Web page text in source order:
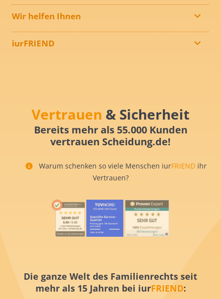
Wir helfen Ihnen
iurFRIEND
Vertrauen & Sicherheit
Bereits mehr als 55.000 Kunden
vertrauen Scheidung.de!
Warum schenken so viele Menschen iurFRIEND ihr
Vertrauen?
Die ganze Welt des Familienrechts seit
mehr als 15 Jahren bei iurFRIEND: